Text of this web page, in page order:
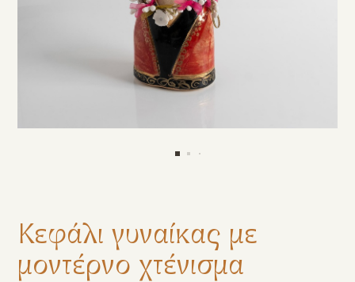
Κεφάλι γυναίκας με
μοντέρνο χτένισμα